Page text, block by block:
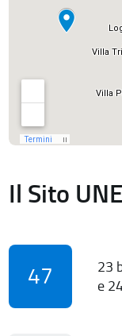
Il Sito
47
23
e